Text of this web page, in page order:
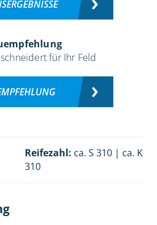
für Ihr Feld
Reifezahl: ca. S 310 | ca. K
310